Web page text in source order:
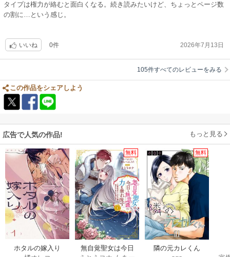
タイプは権力が絡むと面白くなる。続き読みたいけど、ちょっとページ数
の割に…という感じ。
いいね 0件 2026年7月13日
105件すべてのレビューをみる
この作品をシェアしよう
広告で人気の作品! もっと見る
ホタルの嫁入り
無料
無自覚聖女は今日
無料
隣の元カレくん